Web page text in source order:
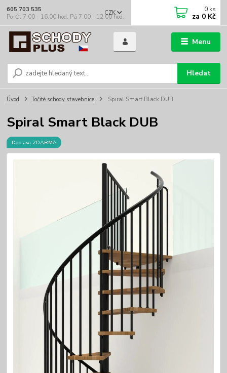
Menu
CZK
Hledat
605 703 535
Po-Čt 7.00 - 16.00 hod. Pá 7.00 - 12.00 hod.
0 ks
za 0 Kč
Úvod Točité schody stavebnice Spiral Smart Black DUB
Spiral Smart Black DUB
Doprava ZDARMA